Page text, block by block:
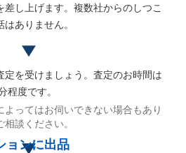
差し上げます。複数社からのしつこ
はありません。
定を受けましょう。査定のお時間は
程度です。
ってはお伺いできない場合もあり
相談ください。
ョンに出品